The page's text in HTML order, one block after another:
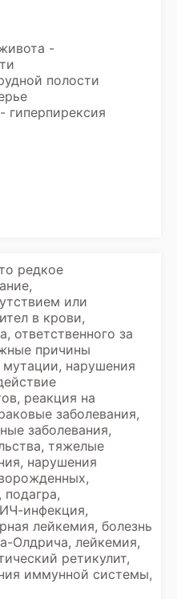
-
полости
гиперпирексия
редкое
или
в крови,
ответственного за
причины
мутации, нарушения
реакция на
заболевания,
заболевания,
тяжелые
нарушения
подагра,
инфекция,
лейкемия, болезнь
Олдрича, лейкемия,
ретикулит,
иммунной системы,